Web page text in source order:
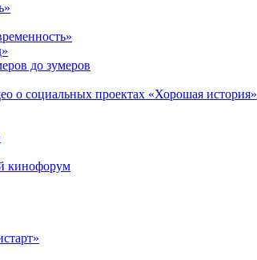
до зумеров
о социальных проектах «Хорошая история»
кинофорум